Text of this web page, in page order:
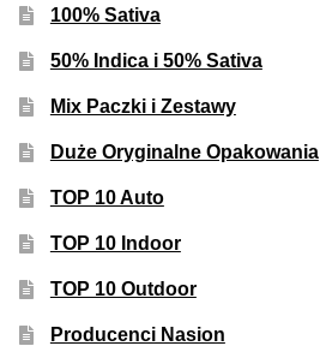
Odbiór Osobisty
Kontakt
100% Sativa
50% Indica i 50% Sativa
Mix Paczki i Zestawy
Duże Oryginalne Opakowania
TOP 10 Auto
TOP 10 Indoor
TOP 10 Outdoor
Producenci Nasion